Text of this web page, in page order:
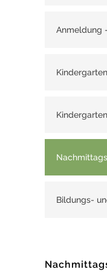
Anmeldung
Bildungs-